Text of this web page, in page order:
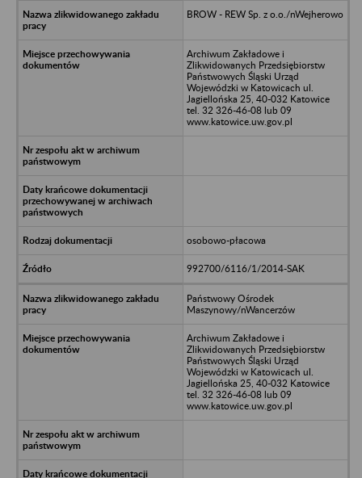
BROW - REW Sp. z o.o./nWejherowo
Archiwum Zakładowe i
Zlikwidowanych Przedsiębiorstw
Państwowych Śląski Urząd
Wojewódzki w Katowicach ul.
Jagiellońska 25, 40-032 Katowice
tel. 32 326-46-08 lub 09
www.katowice.uw.gov.pl
osobowo-płacowa
992700/6116/1/2014-SAK
Państwowy Ośrodek
Maszynowy/nWancerzów
Archiwum Zakładowe i
Zlikwidowanych Przedsiębiorstw
Państwowych Śląski Urząd
Wojewódzki w Katowicach ul.
Jagiellońska 25, 40-032 Katowice
tel. 32 326-46-08 lub 09
www.katowice.uw.gov.pl